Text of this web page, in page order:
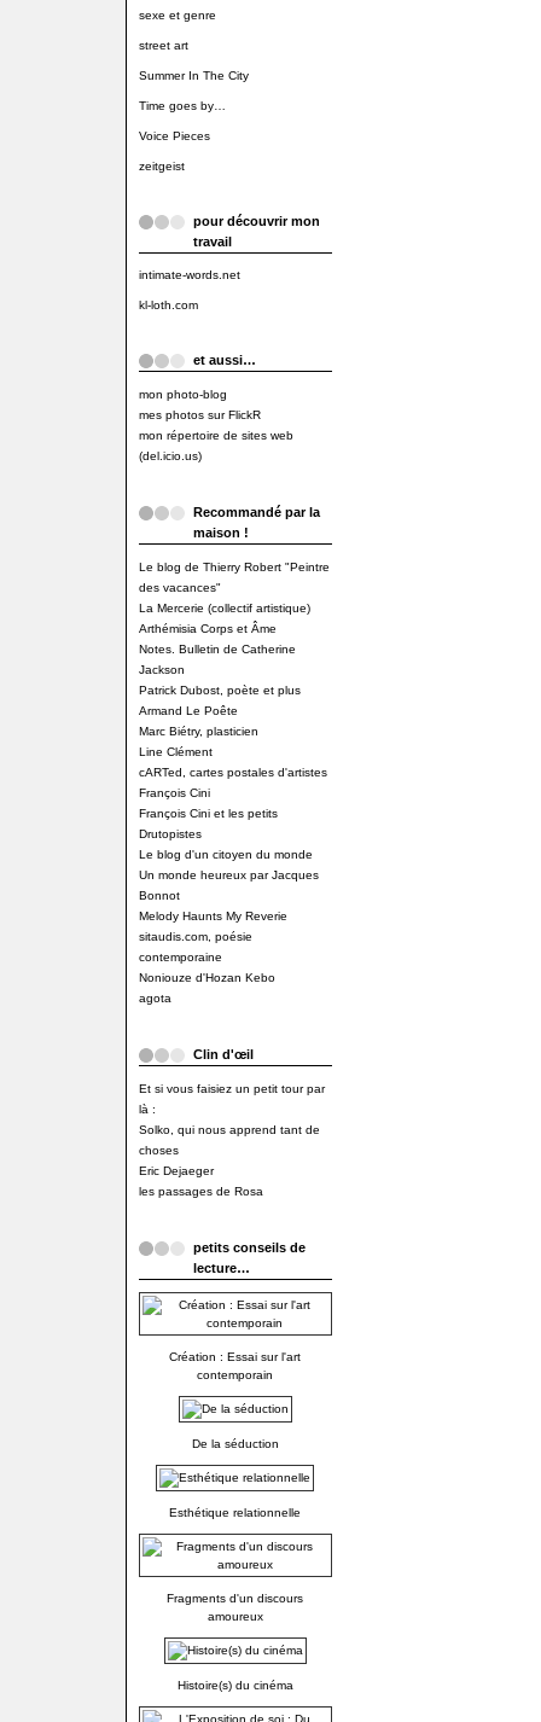
sexe et genre
street art
Summer In The City
Time goes by…
Voice Pieces
zeitgeist
pour découvrir mon
travail
intimate-words.net
kl-loth.com
et aussi…
mon photo-blog
mes photos sur FlickR
mon répertoire de sites web
(del.icio.us)
Recommandé par la
maison !
Le blog de Thierry Robert "Peintre
des vacances"
La Mercerie (collectif artistique)
Arthémisia Corps et Âme
Notes. Bulletin de Catherine
Jackson
Patrick Dubost, poète et plus
Armand Le Poête
Marc Biétry, plasticien
Line Clément
cARTed, cartes postales d'artistes
François Cini
François Cini et les petits
Drutopistes
Le blog d'un citoyen du monde
Un monde heureux par Jacques
Bonnot
Melody Haunts My Reverie
sitaudis.com, poésie
contemporaine
Noniouze d'Hozan Kebo
agota
Clin d'œil
Et si vous faisiez un petit tour par
là :
Solko, qui nous apprend tant de
choses
Eric Dejaeger
les passages de Rosa
petits conseils de
lecture…
Création : Essai sur l'art
contemporain
De la séduction
Esthétique relationnelle
Fragments d'un discours
amoureux
Histoire(s) du cinéma